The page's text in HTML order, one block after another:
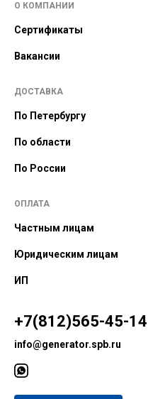
О КОМПАНИИ
Сертификаты
Вакансии
ДОСТАВКА
По Петербургу
По области
По России
ОПЛАТА
Частным лицам
Юридическим лицам
ИП
+7(812)565-45-14
info@generator.spb.ru